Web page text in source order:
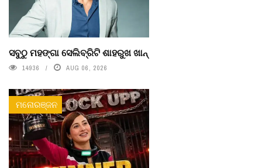
ସବୁଠୁ ମହଙ୍ଗା ସେଲିବ୍ରିଟି ଶାହରୁଖ ଖାନ୍
14936 AUG 06, 2026
ମନୋରଞ୍ଜନ